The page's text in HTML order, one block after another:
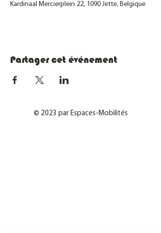
Kardinaal Mercierplein 22, 1090 Jette, Belgique
Partager cet événement
© 2023 par Espaces-Mobilités